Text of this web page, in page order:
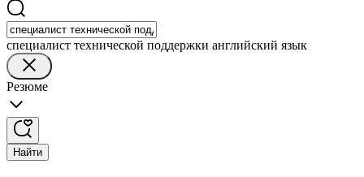
специалист технической поддержки английский язык
Резюме
Найти